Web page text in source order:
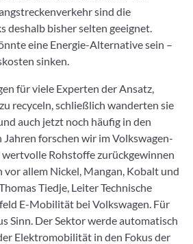
sind die
deshalb bisher selten geeignet.
eine Energie-Alternative sein –
sinken.
für viele Experten der Ansatz,
recyceln, schließlich wanderten sie
auch jetzt noch häufig in den
Jahren forschen wir im Volkswagen-
Rohstoffe zurückgewinnen
vor allem Nickel, Mangan, Kobalt und
Tiedje, Leiter Technische
E-Mobilität bei Volkswagen. Für
Sinn. Der Sektor werde automatisch
Elektromobilität in den Fokus der